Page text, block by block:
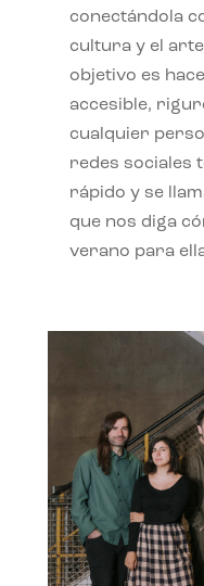
conectándola
cultura y el
objetivo es
accesible,
cualquier
redes sociales
rápido y se
que nos diga
verano para